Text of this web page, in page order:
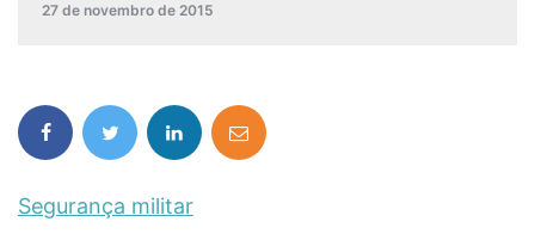
27 de novembro de 2015
Segurança militar